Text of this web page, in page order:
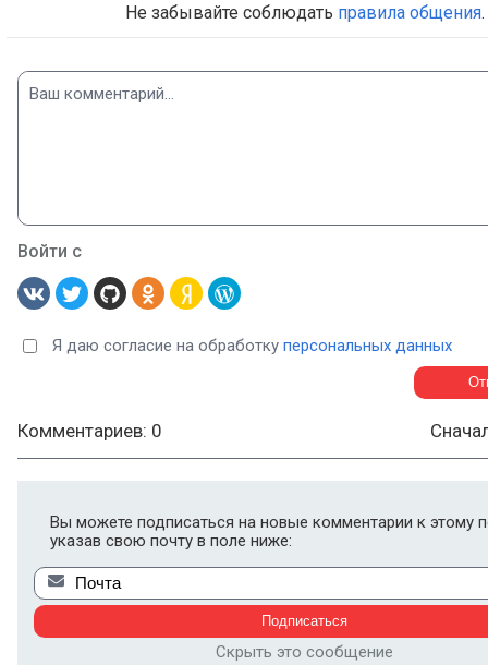
Не забывайте соблюдать правила общения.
Войти с
Я даю согласие на обработку персональных данных
Комментариев: 0
Вы можете подписаться на новые комментарии к этому
указав свою почту в поле ниже:
Скрыть это сообщение